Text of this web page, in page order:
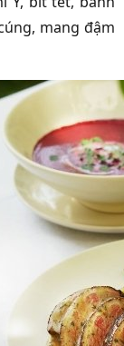
mang đậm